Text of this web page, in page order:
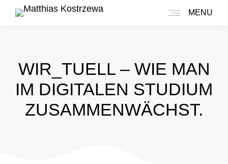
MENU
WIR_TUELL – WIE MAN
IM DIGITALEN STUDIUM
ZUSAMMENWÄCHST.